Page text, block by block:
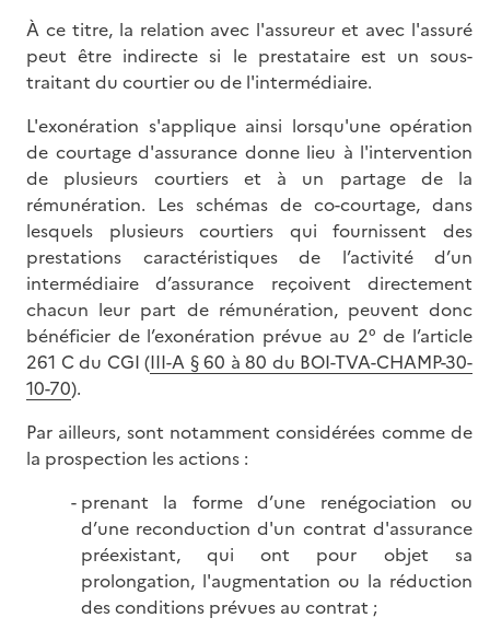
À ce titre, la relation avec l'assureur et avec l'assuré
peut être indirecte si le prestataire est un sous-
traitant du courtier ou de l'intermédiaire.
L'exonération s'applique ainsi lorsqu'une opération
de courtage d'assurance donne lieu à l'intervention
de plusieurs courtiers et à un partage de la
rémunération. Les schémas de co-courtage, dans
lesquels plusieurs courtiers qui fournissent des
prestations caractéristiques de l’activité d’un
intermédiaire d’assurance reçoivent directement
chacun leur part de rémunération, peuvent donc
bénéficier de l’exonération prévue au 2° de l’article
261 C du CGI (III-A § 60 à 80 du BOI-TVA-CHAMP-30-
10-70).
Par ailleurs, sont notamment considérées comme de
la prospection les actions :
prenant la forme d’une renégociation ou
d’une reconduction d'un contrat d'assurance
préexistant, qui ont pour objet sa
prolongation, l'augmentation ou la réduction
des conditions prévues au contrat ;